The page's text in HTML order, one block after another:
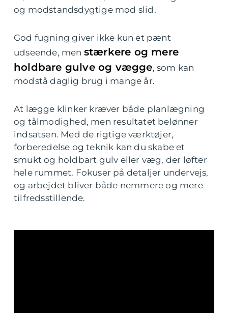
og modstandsdygtige mod slid.
God fugning giver ikke kun et pænt
udseende, men stærkere og mere
holdbare gulve og vægge, som kan
modstå daglig brug i mange år.
At lægge klinker kræver både planlægning
og tålmodighed, men resultatet belønner
indsatsen. Med de rigtige værktøjer,
forberedelse og teknik kan du skabe et
smukt og holdbart gulv eller væg, der løfter
hele rummet. Fokuser på detaljer undervejs,
og arbejdet bliver både nemmere og mere
tilfredsstillende.